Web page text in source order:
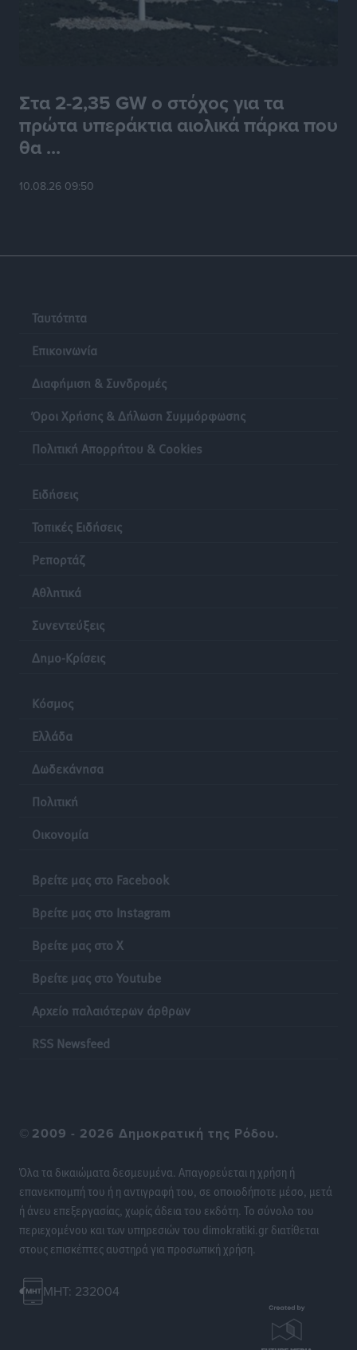
Στα 2-2,35 GW ο στόχος για τα
πρώτα υπεράκτια αιολικά πάρκα που
θα ...
10.08.26 09:50
Ταυτότητα
Επικοινωνία
Διαφήμιση & Συνδρομές
Όροι Χρήσης & Δήλωση Συμμόρφωσης
Πολιτική Απορρήτου & Cookies
Ειδήσεις
Τοπικές Ειδήσεις
Ρεπορτάζ
Αθλητικά
Συνεντεύξεις
Δημο-Κρίσεις
Κόσμος
Ελλάδα
Δωδεκάνησα
Πολιτική
Οικονομία
Βρείτε μας στο Facebook
Βρείτε μας στο Instagram
Βρείτε μας στο X
Βρείτε μας στο Youtube
Αρχείο παλαιότερων άρθρων
RSS Newsfeed
© 2009 - 2026 Δημοκρατική της Ρόδου.
Όλα τα δικαιώματα δεσμευμένα. Απαγορεύεται η χρήση ή
επανεκπομπή του ή η αντιγραφή του, σε οποιοδήποτε μέσο, μετά
ή άνευ επεξεργασίας, χωρίς άδεια του εκδότη. Το σύνολο του
περιεχομένου και των υπηρεσιών του dimokratiki.gr διατίθεται
στους επισκέπτες αυστηρά για προσωπική χρήση.
MHT: 232004